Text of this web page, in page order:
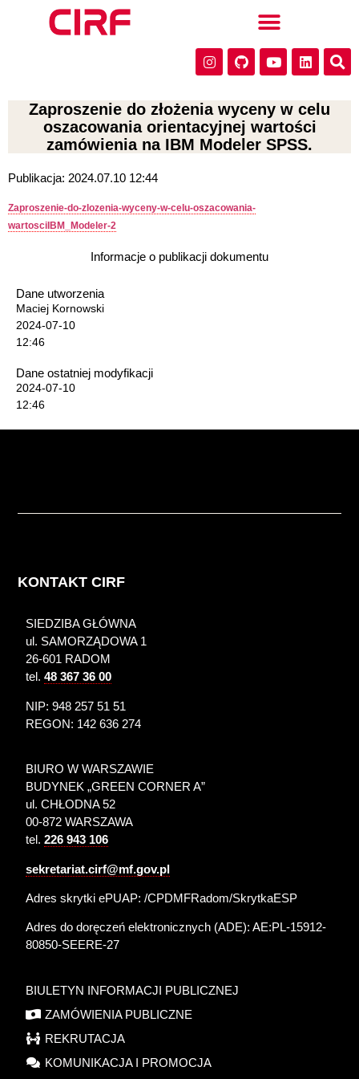
Zaproszenie do złożenia wyceny w celu
oszacowania orientacyjnej wartości
zamówienia na IBM Modeler SPSS.
Publikacja: 2024.07.10 12:44
Zaproszenie-do-zlozenia-wyceny-w-celu-oszacowania-
wartosciIBM_Modeler-2
Informacje o publikacji dokumentu
Dane utworzenia
Maciej Kornowski
2024-07-10
12:46
Dane ostatniej modyfikacji
2024-07-10
12:46
KONTAKT CIRF
SIEDZIBA GŁÓWNA
ul. SAMORZĄDOWA 1
26-601 RADOM
tel.48 367 36 00
NIP: 948 257 51 51
REGON: 142 636 274
BIURO W WARSZAWIE
BUDYNEK „GREEN CORNER A”
ul. CHŁODNA 52
00-872 WARSZAWA
tel.226 943 106
sekretariat.cirf@mf.gov.pl
Adres skrytki ePUAP: /CPDMFRadom/SkrytkaESP
Adres do doręczeń elektronicznych (ADE):AE:PL-15912-
80850-SEERE-27
BIULETYN INFORMACJI PUBLICZNEJ
ZAMÓWIENIA PUBLICZNE
REKRUTACJA
KOMUNIKACJA I PROMOCJA